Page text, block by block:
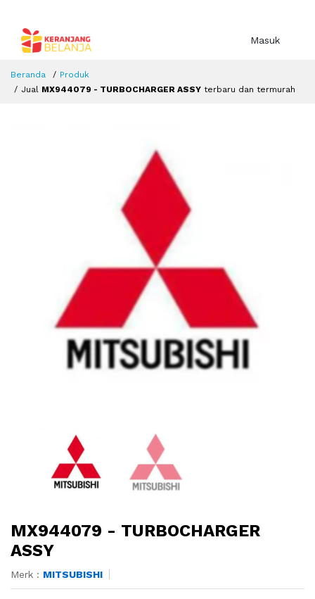
Masuk
Beranda
Produk
Jual MX944079 - TURBOCHARGER ASSY terbaru dan termurah
MX944079 - TURBOCHARGER
ASSY
Merk : MITSUBISHI